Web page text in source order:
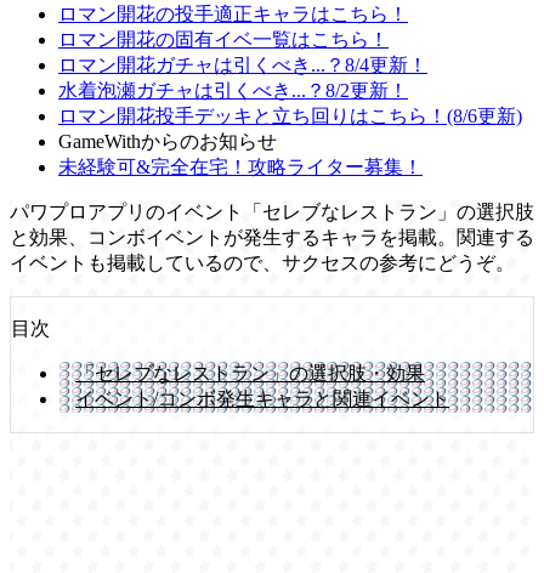
ロマン開花の投手適正キャラはこちら！
ロマン開花の固有イベ一覧はこちら！
ロマン開花ガチャは引くべき...？8/4更新！
水着泡瀬ガチャは引くべき...？8/2更新！
ロマン開花投手デッキと立ち回りはこちら！(8/6更新)
GameWithからのお知らせ
未経験可&完全在宅！攻略ライター募集！
パワプロアプリのイベント「セレブなレストラン」の選択肢
と効果、コンボイベントが発生するキャラを掲載。関連する
イベントも掲載しているので、サクセスの参考にどうぞ。
目次
「セレブなレストラン」の選択肢・効果
イベント/コンボ発生キャラと関連イベント